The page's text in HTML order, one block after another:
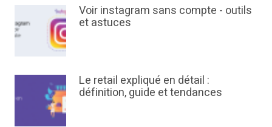
Voir instagram sans compte - outils
et astuces
Le retail expliqué en détail :
définition, guide et tendances